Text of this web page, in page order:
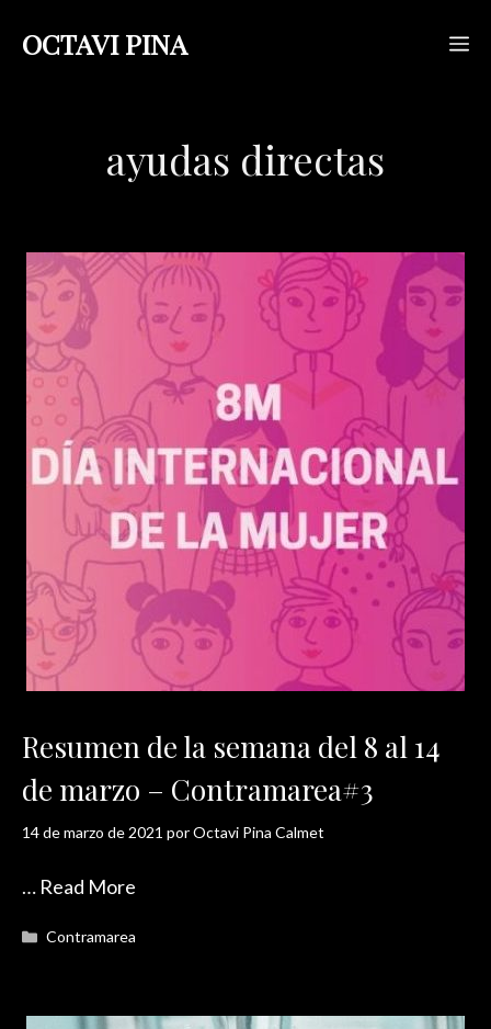
OCTAVI PINA
ayudas directas
Resumen de la semana del 8 al 14
de marzo – Contramarea#3
14 de marzo de 2021 porOctavi Pina Calmet
… Read More
Categorías
Contramarea